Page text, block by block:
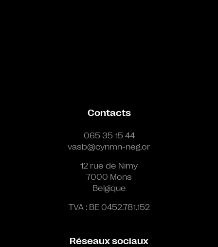
Contacts
065 35 15 44
vasb@cynmn-neg.or
12 rue de Nimy
7000 Mons
Belgique
TVA : BE 0452.781.152
Réseaux sociaux